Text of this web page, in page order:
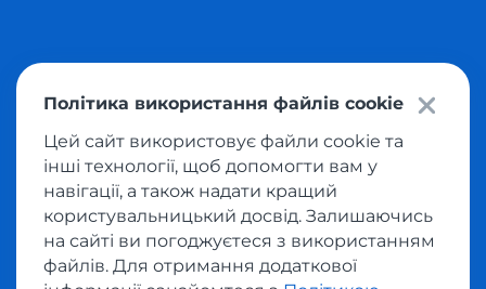
магазинів світу в Україну.Всі права захищені
Політика конфіденційності
Публічна оферта
Умови користування сервісом викупу товарів
Політика використання файлів cookie
Цей сайт використовує файли cookie та
інші технології, щоб допомогти вам у
навігації, а також надати кращий
користувальницький досвід. Залишаючись
на сайті ви погоджуєтеся з використанням
файлів. Для отримання додаткової